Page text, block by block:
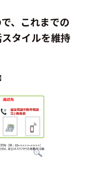
、これまでの
タイルを維持